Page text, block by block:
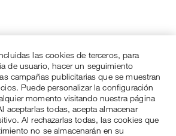
las cookies de terceros, para
de usuario, hacer un seguimiento
campañas publicitarias que se muestran
Puede personalizar la configuración
momento visitando nuestra página
aceptarlas todas, acepta almacenar
Al rechazarlas todas, las cookies que
no se almacenarán en su